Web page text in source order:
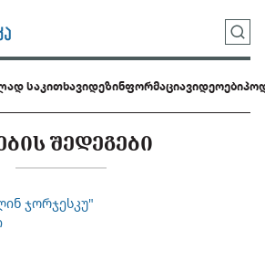
საკითხავიდეზინფორმაციავიდეოები
ᲨᲔᲓᲔᲒᲔᲑᲘ
ჯორჯესკუ"